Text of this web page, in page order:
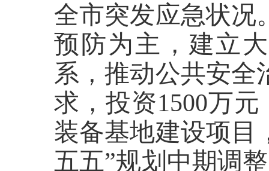
全市突发应急状况
预防为主，建立
系，推动公共安全
求，投资1500万
装备基地建设项目
五五”规划中期调